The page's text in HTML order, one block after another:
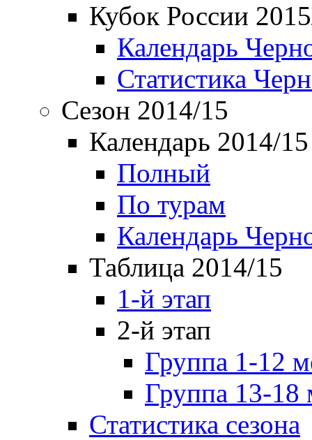
Кубок России
Календарь
Статистика
Сезон 2014/15
Календарь 2014/15
Полный
По турам
Календарь
Таблица 2014/15
1-й этап
2-й этап
Группа 1-12
Группа 13-18
Статистика сезона